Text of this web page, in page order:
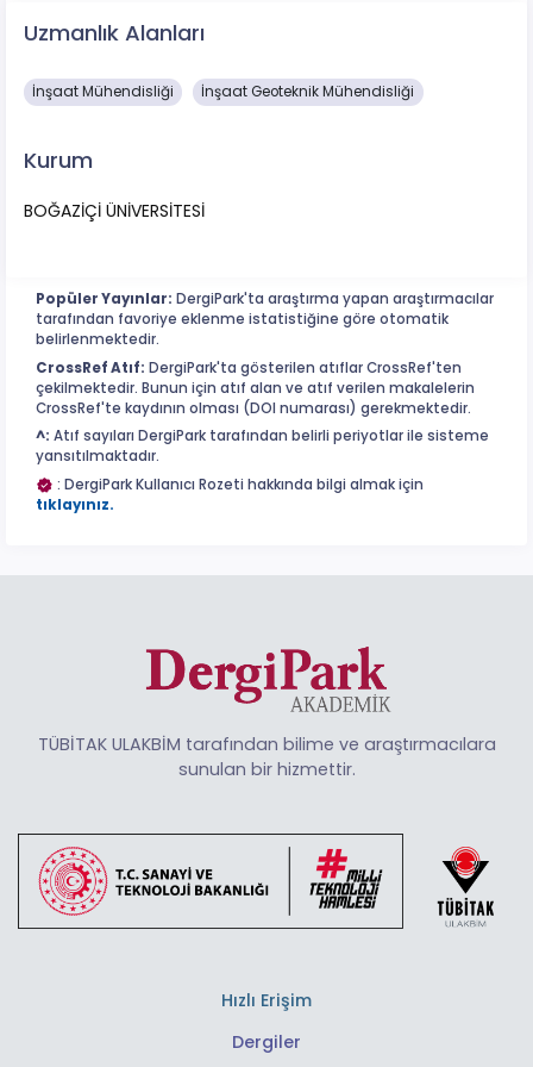
Uzmanlık Alanları
İnşaat Mühendisliği İnşaat Geoteknik Mühendisliği
Kurum
BOĞAZİÇİ ÜNİVERSİTESİ
Popüler Yayınlar: DergiPark'ta araştırma yapan araştırmacılar
tarafından favoriye eklenme istatistiğine göre otomatik
belirlenmektedir.
CrossRef Atıf: DergiPark'ta gösterilen atıflar CrossRef'ten
çekilmektedir. Bunun için atıf alan ve atıf verilen makalelerin
CrossRef'te kaydının olması (DOI numarası) gerekmektedir.
^: Atıf sayıları DergiPark tarafından belirli periyotlar ile sisteme
yansıtılmaktadır.
: DergiPark Kullanıcı Rozeti hakkında bilgi almak için
tıklayınız.
TÜBİTAK ULAKBİM tarafından bilime ve araştırmacılara
sunulan bir hizmettir.
Hızlı Erişim
Dergiler